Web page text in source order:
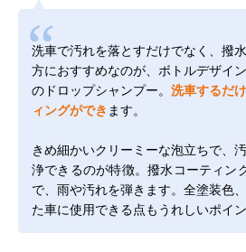
洗車で汚れを落とすだけでなく、撥
方におすすめなのが、ボトルデザイ
のドロップシャンプー。 洗車するだ
ィングができ ます。
きめ細かいクリーミーな泡立ちで、
浄できるのが特徴。撥水コーティン
で、雨や汚れを弾きます。全塗装色
た車に使用できる点もうれしいポイン